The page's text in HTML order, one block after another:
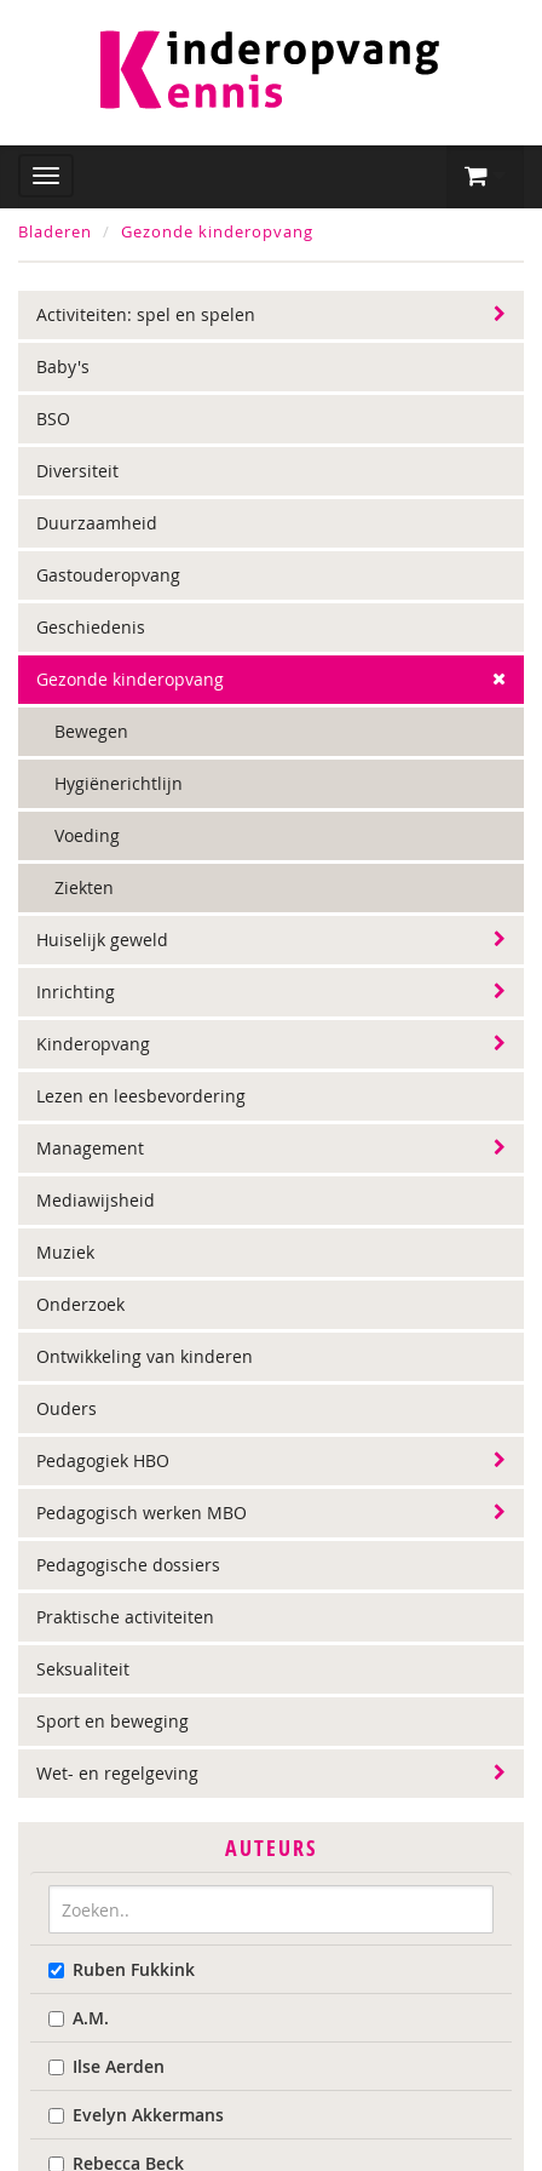
Bladeren Gezonde kinderopvang
Activiteiten: spel en spelen
Baby's
BSO
Diversiteit
Duurzaamheid
Gastouderopvang
Geschiedenis
Gezonde kinderopvang
Bewegen
Hygiënerichtlijn
Voeding
Ziekten
Huiselijk geweld
Inrichting
Kinderopvang
Lezen en leesbevordering
Management
Mediawijsheid
Muziek
Onderzoek
Ontwikkeling van kinderen
Ouders
Pedagogiek HBO
Pedagogisch werken MBO
Pedagogische dossiers
Praktische activiteiten
Seksualiteit
Sport en beweging
Wet- en regelgeving
AUTEURS
Ruben Fukkink
A.M.
Ilse Aerden
Evelyn Akkermans
Rebecca Beck